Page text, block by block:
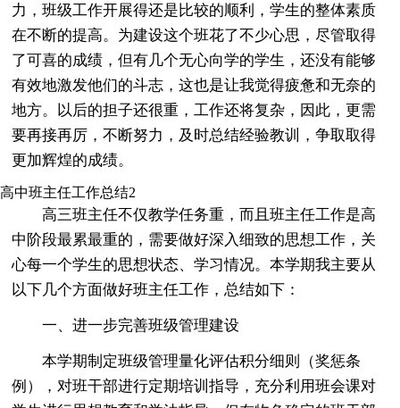
力，班级工作开展得还是比较的顺利，学生的整体素质
在不断的提高。为建设这个班花了不少心思，尽管取得
了可喜的成绩，但有几个无心向学的学生，还没有能够
有效地激发他们的斗志，这也是让我觉得疲惫和无奈的
地方。以后的担子还很重，工作还将复杂，因此，更需
要再接再厉，不断努力，及时总结经验教训，争取取得
更加辉煌的成绩。
高中班主任工作总结2
高三班主任不仅教学任务重，而且班主任工作是高
中阶段最累最重的，需要做好深入细致的思想工作，关
心每一个学生的思想状态、学习情况。本学期我主要从
以下几个方面做好班主任工作，总结如下：
一、进一步完善班级管理建设
本学期制定班级管理量化评估积分细则（奖惩条
例），对班干部进行定期培训指导，充分利用班会课对